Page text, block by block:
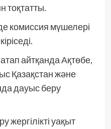
тоқтатты.
комиссия мүшелері
атап айтқанда Ақтөбе,
Қазақстан және
дауыс беру
жергілікті уақыт